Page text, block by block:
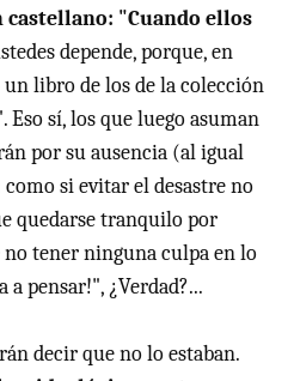
castellano: "Cuando ellos
depende, porque, en
libro de los de la colección
sí, los que luego asuman
por su ausencia (al igual
si evitar el desastre no
quedarse tranquilo por
no tener ninguna culpa en lo
pensar!", ¿Verdad?...
decir que no lo estaban.